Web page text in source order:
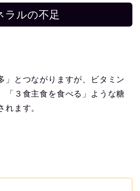
ラルの不足
」とつながりますが、ビタミン
「３食主食を食べる」ような糖
れます。